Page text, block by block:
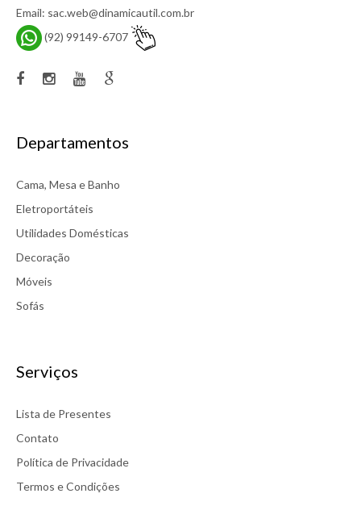
Email: sac.web@dinamicautil.com.br
(92) 99149-6707
Departamentos
Cama, Mesa e Banho
Eletroportáteis
Utilidades Domésticas
Decoração
Móveis
Sofás
Serviços
Lista de Presentes
Contato
Política de Privacidade
Termos e Condições